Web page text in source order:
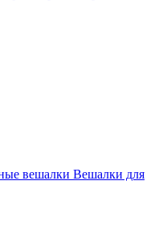
вешалки Вешалки для